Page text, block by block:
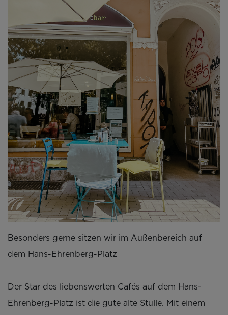
Besonders gerne sitzen wir im Außenbereich auf
dem Hans-Ehrenberg-Platz
Der Star des liebenswerten Cafés auf dem Hans-
Ehrenberg-Platz ist die gute alte Stulle. Mit einem